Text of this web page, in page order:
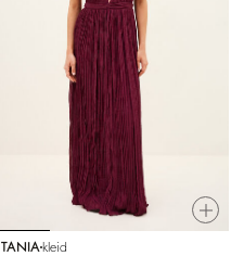
TANIA kleid